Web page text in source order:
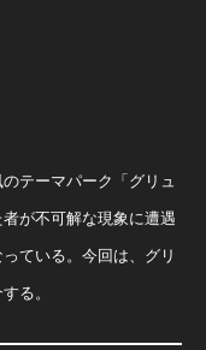
テーマパーク「グリュ
が不可解な現象に遭遇
ている。今回は、グリ
る。